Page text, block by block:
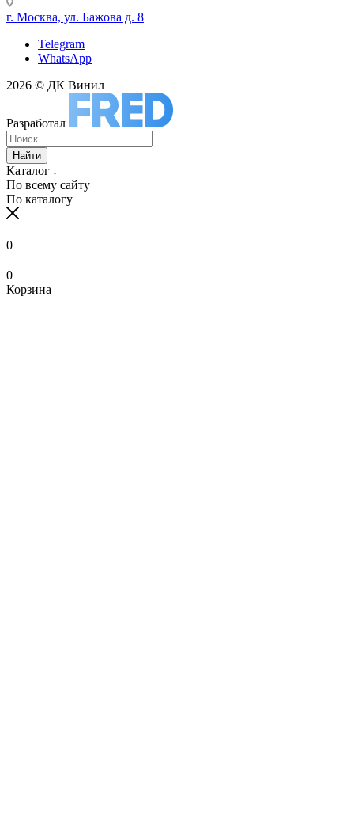
г. Москва, ул. Бажова д. 8
Telegram
WhatsApp
2026 © ДК Винил
Разработал
Найти
Каталог
По всему сайту
По каталогу
0
0
Корзина